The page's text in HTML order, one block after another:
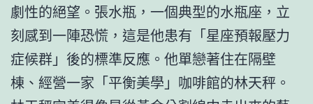
劇性的絕望。張水瓶，一個典型的水瓶座，立
刻感到一陣恐慌，這是他患有「星座預報壓力
症候群」後的標準反應。他單戀著住在隔壁
棟、經營一家「平衡美學」咖啡館的林天秤。